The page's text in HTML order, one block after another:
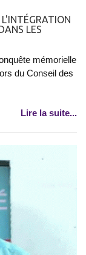
LES
mémorielle
du Conseil des
Lire la suite...